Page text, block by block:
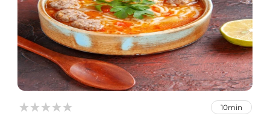


 10min